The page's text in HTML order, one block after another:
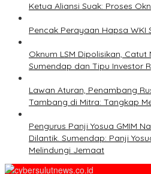
Ketua Aliansi Suak: Proses
Pencak Perayaan Hapsa WKI
Oknum LSM Dipolisikan,
Sumendap dan Tipu Investor
Lawan Aturan, Penambang
Tambang di Mitra: Tangkap
Pengurus Panji Yosua GMIM
Dilantik. Sumendap: Panji
Melindungi Jemaat